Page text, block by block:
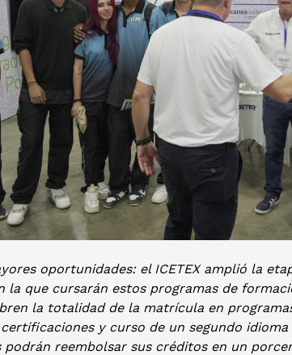
oportunidades: el ICETEX amplió la
la que cursarán estos programas de
la totalidad de la matrícula en
y curso de un segundo idioma
podrán reembolsar sus créditos en un